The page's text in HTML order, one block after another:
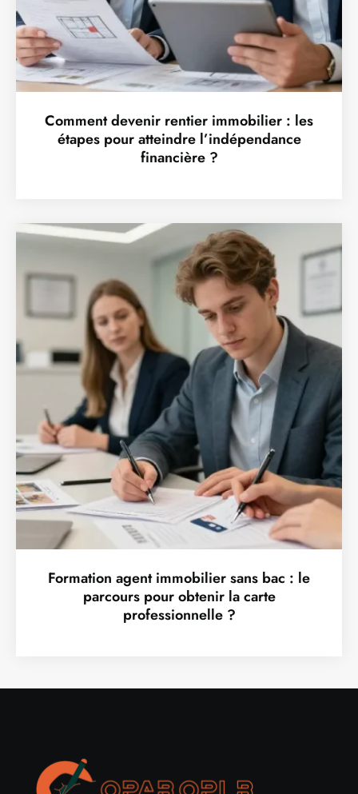
Comment devenir rentier immobilier : les
étapes pour atteindre l’indépendance
financière ?
Formation agent immobilier sans bac : le
parcours pour obtenir la carte
professionnelle ?